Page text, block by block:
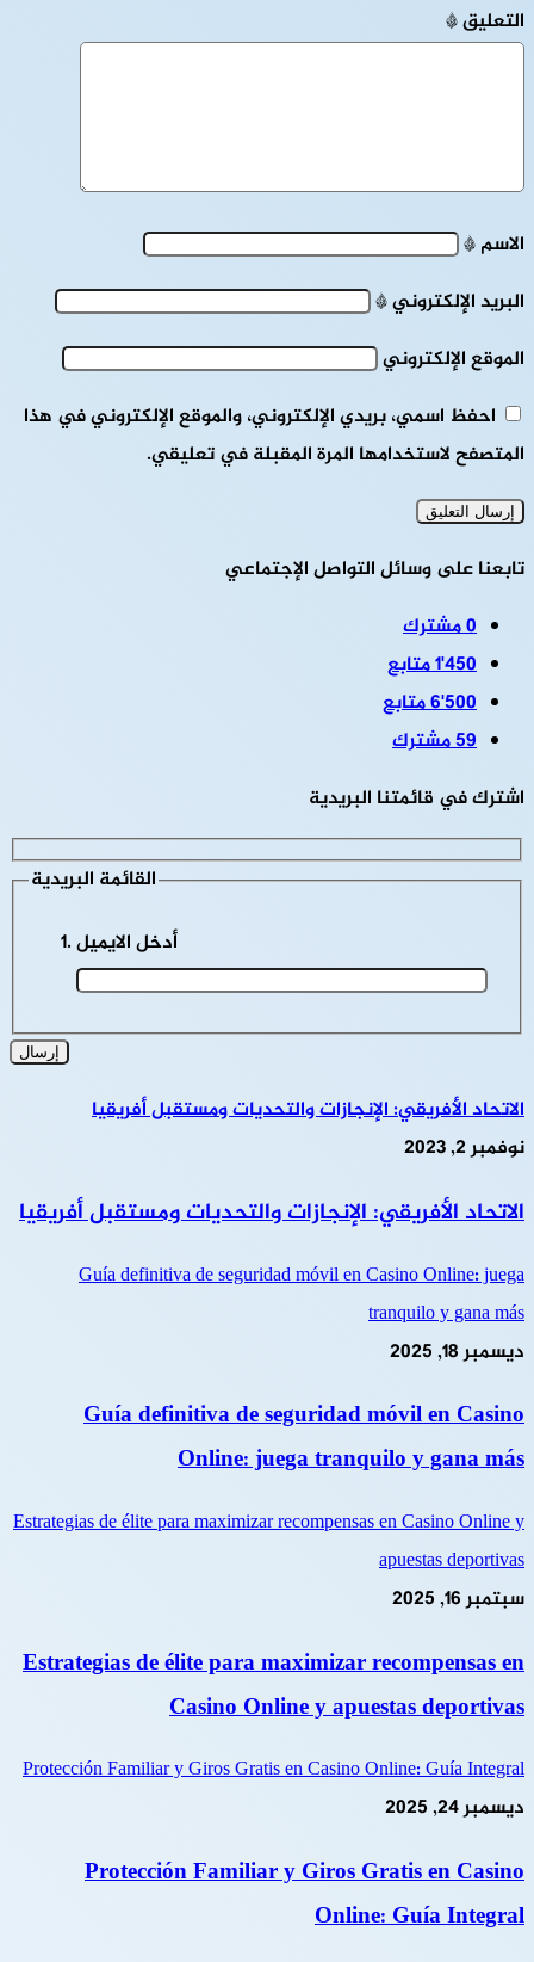
التعليق*
الاسم*
البريد الإلكتروني*
الموقع الإلكتروني
احفظ اسمي، بريدي الإلكتروني، والموقع الإلكتروني في هذا
المتصفح لاستخدامها المرة المقبلة في تعليقي.
تابعنا على وسائل التواصل الإجتماعي
0مشترك
1٬450متابع
6٬500متابع
59مشترك
اشترك في قائمتنا البريدية
القائمة البريدية
الاتحاد الأفريقي: الإنجازات والتحديات ومستقبل أفريقيا
نوفمبر 2, 2023
الاتحاد الأفريقي: الإنجازات والتحديات ومستقبل أفريقيا
Guía definitiva de seguridad móvil en Casino Online: juega
tranquilo y gana más
ديسمبر 18, 2025
Guía definitiva de seguridad móvil en Casino
Online: juega tranquilo y gana más
Estrategias de élite para maximizar recompensas en Casino Online y
apuestas deportivas
سبتمبر 16, 2025
Estrategias de élite para maximizar recompensas en
Casino Online y apuestas deportivas
Protección Familiar y Giros Gratis en Casino Online: Guía Integral
ديسمبر 24, 2025
Protección Familiar y Giros Gratis en Casino
Online: Guía Integral